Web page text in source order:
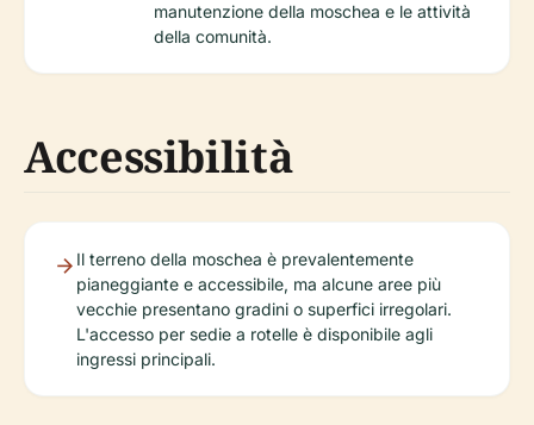
manutenzione della moschea e le attività
della comunità.
Accessibilità
Il terreno della moschea è prevalentemente
pianeggiante e accessibile, ma alcune aree più
vecchie presentano gradini o superfici irregolari.
L'accesso per sedie a rotelle è disponibile agli
ingressi principali.